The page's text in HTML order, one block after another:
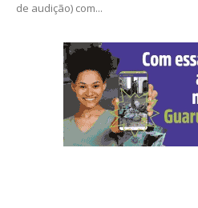
de audição) com...